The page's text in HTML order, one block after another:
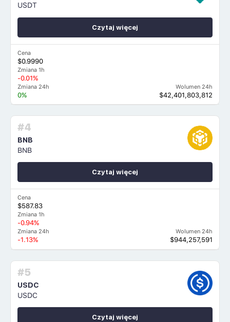
USDT
Cena
$0.9990
Zmiana 1h
-0.01%
Zmiana 24h
0%
Wolumen 24h
$42,401,803,812
Czytaj więcej
#4
BNB
BNB
Cena
$587.83
Zmiana 1h
-0.94%
Zmiana 24h
-1.13%
Wolumen 24h
$944,257,591
Czytaj więcej
#5
USDC
USDC
Czytaj więcej